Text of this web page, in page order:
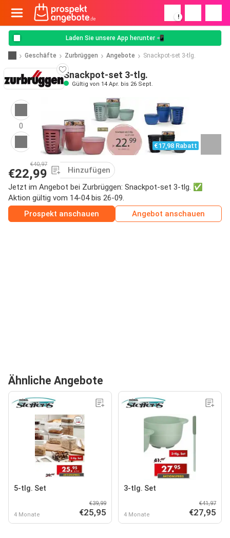
!
Laden Sie unsere App herunter 📲
Geschäfte Zurbrüggen Angebote Snackpot-set 3-tlg.
Snackpot-set 3-tlg.
Gültig von 14 Apr. bis 26 Sept.
0
€17,98 Rabatt
€40,97
€22,99
Hinzufügen
Jetzt im Angebot bei Zurbrüggen: Snackpot-set 3-tlg. ✅
Aktion gültig vom 14-04 bis 26-09.
Prospekt anschauen
Angebot anschauen
Ähnliche Angebote
5-tlg. Set
4 Monate
€39,99
€25,95
3-tlg. Set
4 Monate
€41,97
€27,95